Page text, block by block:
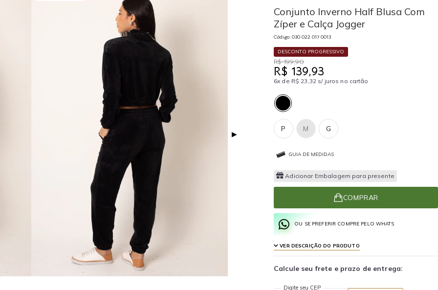
▶
Conjunto Inverno Half Blusa Com
Zíper e Calça Jogger
Código: 030 022 017 0013
DESCONTO PROGRESSIVO
R$ 199,90
R$ 139,93
6x de R$ 23,32 s/ juros no cartão
G
M
P
GUIA DE MEDIDAS
Adicionar Embalagem para presente
COMPRAR
OU SE PREFERIR COMPRE PELO WHATS
VER DESCRIÇÃO DO PRODUTO
Calcule seu frete e prazo de entrega:
Digite seu CEP